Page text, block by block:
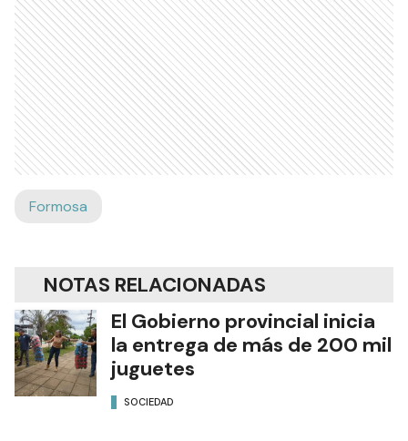
Formosa
NOTAS RELACIONADAS
El Gobierno provincial inicia
la entrega de más de 200 mil
juguetes
SOCIEDAD